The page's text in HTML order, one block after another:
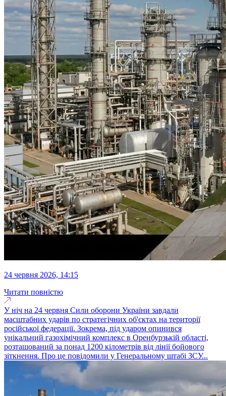
24 червня 2026, 14:15
Читати повністю
У ніч на 24 червня Сили оборони України завдали
масштабних ударів по стратегічних об'єктах на території
російської федерації. Зокрема, під ударом опинився
унікальний газохімічний комплекс в Оренбурзькій області,
розташований за понад 1200 кілометрів від лінії бойового
зіткнення. Про це повідомили у Генеральному штабі ЗСУ...